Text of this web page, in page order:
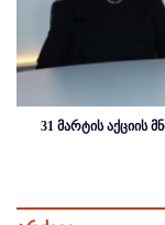
31 მარტის აქციის